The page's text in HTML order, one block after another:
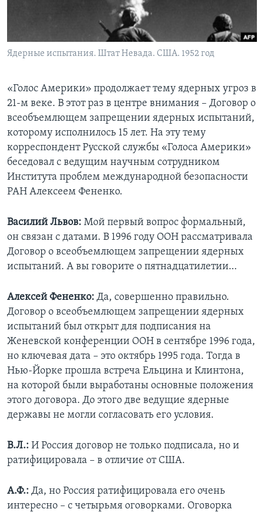
СОЦИАЛЬНЫЕ СЕТИ
Языки
Ядерные испытания. Штат Невада. США. 1952 год
«Голос Америки» продолжает тему ядерных угроз в
21-м веке. В этот раз в центре внимания – Договор о
всеобъемлющем запрещении ядерных испытаний,
которому исполнилось 15 лет. На эту тему
корреспондент Русской службы «Голоса Америки»
беседовал с ведущим научным сотрудником
Института проблем международной безопасности
РАН Алексеем Фененко.
Василий Львов: Мой первый вопрос формальный,
он связан с датами. В 1996 году ООН рассматривала
Договор о всеобъемлющем запрещении ядерных
испытаний. А вы говорите о пятнадцатилетии…
Алексей Фененко: Да, совершенно правильно.
Договор о всеобъемлющем запрещении ядерных
испытаний был открыт для подписания на
Женевской конференции ООН в сентябре 1996 года,
но ключевая дата – это октябрь 1995 года. Тогда в
Нью-Йорке прошла встреча Ельцина и Клинтона,
на которой были выработаны основные положения
этого договора. До этого две ведущие ядерные
державы не могли согласовать его условия.
В.Л.: И Россия договор не только подписала, но и
ратифицировала – в отличие от США.
А.Ф.: Да, но Россия ратифицировала его очень
интересно – с четырьмя оговорками. Оговорка